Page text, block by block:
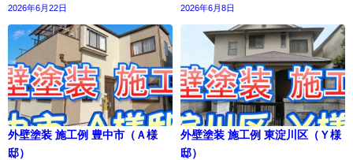
2026年6月22日 2026年6月8日
外壁塗装 施工例 豊中市（Ａ様
邸）
外壁塗装 施工例 東淀川区（Ｙ様
邸）